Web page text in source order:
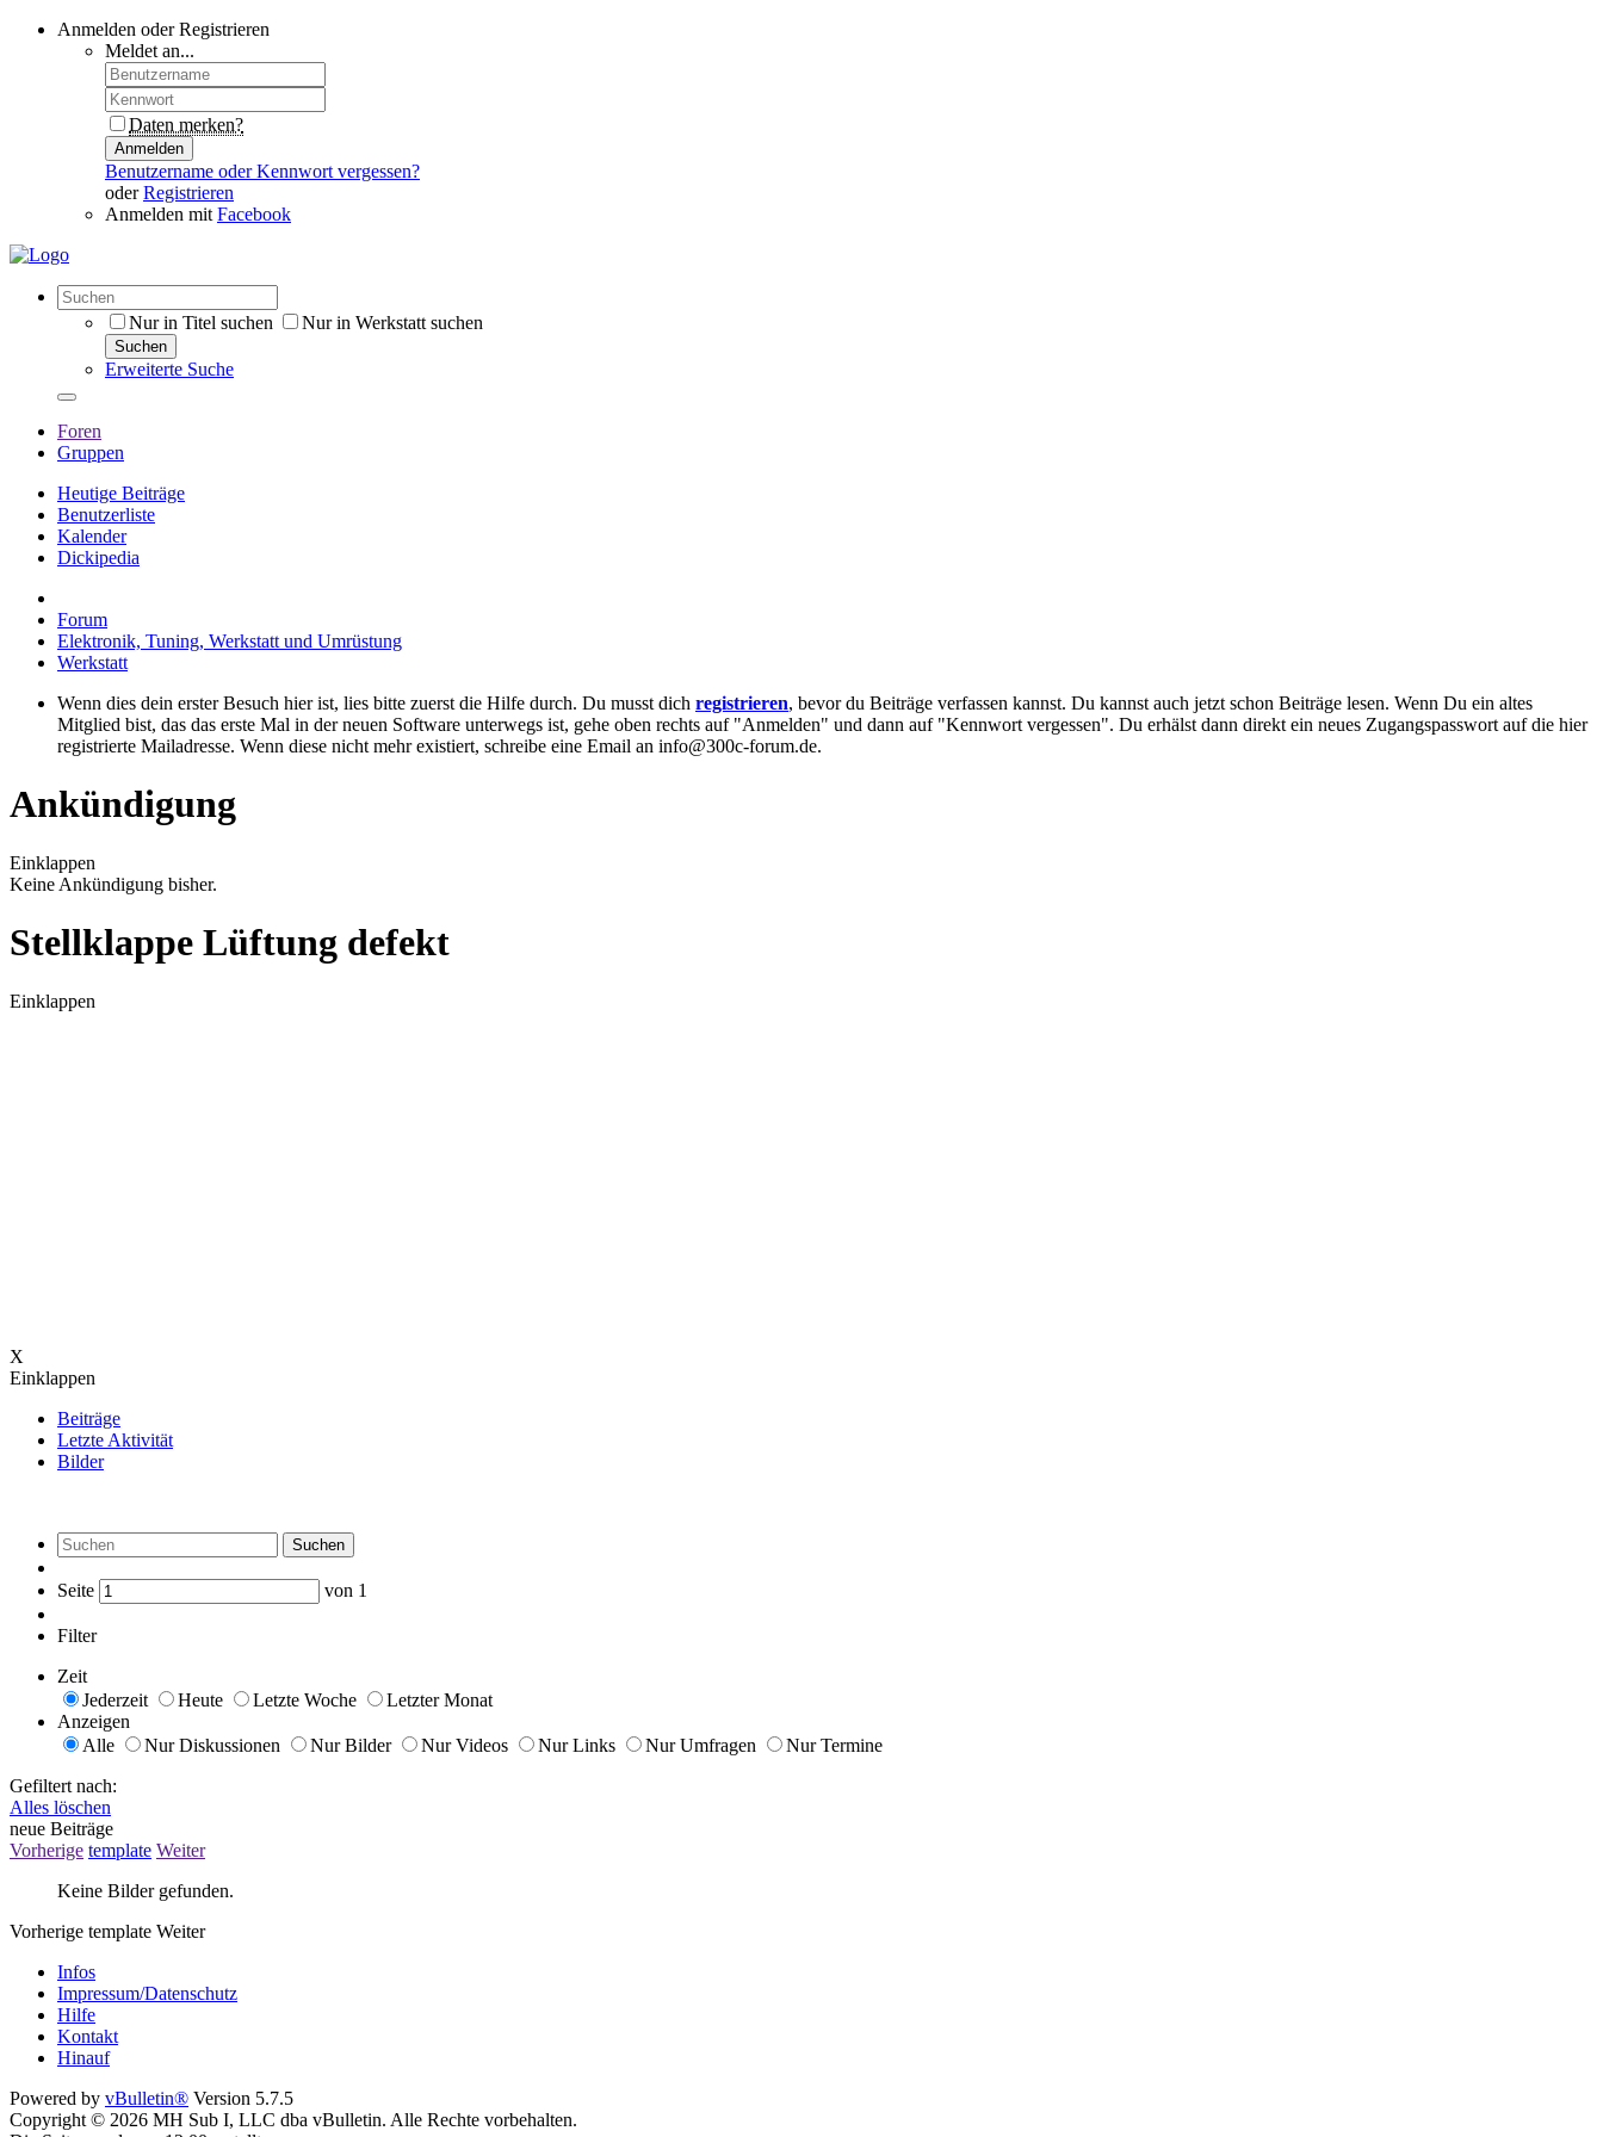
Anmelden oder Registrieren
Meldet an...
Daten merken?
Anmelden
Benutzername oder Kennwort vergessen?
oderRegistrieren
Anmelden mit Facebook
Nur in Titel suchen Nur in Werkstatt suchen
Suchen
Erweiterte Suche
Foren
Gruppen
Heutige Beiträge
Benutzerliste
Kalender
Dickipedia
Forum
Elektronik, Tuning, Werkstatt und Umrüstung
Werkstatt
Wenn dies dein erster Besuch hier ist, lies bitte zuerst die Hilfe durch. Du musst dich registrieren, bevor du Beiträge verfassen kannst. Du kannst auch jetzt schon Beiträge lesen. Wenn Du ein altes
Mitglied bist, das das erste Mal in der neuen Software unterwegs ist, gehe oben rechts auf "Anmelden" und dann auf "Kennwort vergessen". Du erhälst dann direkt ein neues Zugangspasswort auf die hier
registrierte Mailadresse. Wenn diese nicht mehr existiert, schreibe eine Email an info@300c-forum.de.
Ankündigung
Einklappen
Keine Ankündigung bisher.
Stellklappe Lüftung defekt
Einklappen
X
Einklappen
Beiträge
Letzte Aktivität
Bilder
Suchen
Seite von 1
Filter
Zeit
Jederzeit
Heute Letzte Woche
Letzter Monat
Anzeigen
Alle
Nur Diskussionen Nur Bilder Nur Videos Nur Links Nur Umfragen
Nur Termine
Gefiltert nach:
Alles löschen
neue Beiträge
Vorherige template Weiter
Keine Bilder gefunden.
Vorherige template Weiter
Infos
Impressum/Datenschutz
Hilfe
Kontakt
Hinauf
Powered by vBulletin® Version 5.7.5
Copyright © 2026 MH Sub I, LLC dba vBulletin. Alle Rechte vorbehalten.